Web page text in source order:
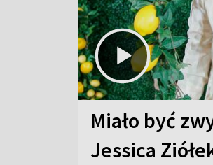
Miało być
Jessica